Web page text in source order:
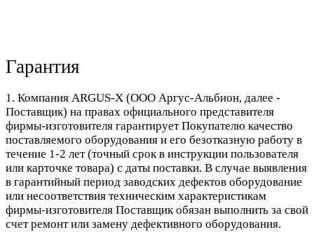
Гарантия
1. Компания ARGUS-X (ООО Аргус-Альбион, далее -
Поставщик) на правах официального представителя
фирмы-изготовителя гарантирует Покупателю качество
поставляемого оборудования и его безотказную работу в
течение 1-2 лет (точный срок в инструкции пользователя
или карточке товара) с даты поставки. В случае выявления
в гарантийный период заводских дефектов оборудование
или несоответствия техническим характеристикам
фирмы-изготовителя Поставщик обязан выполнить за свой
счет ремонт или замену дефективного оборудования.